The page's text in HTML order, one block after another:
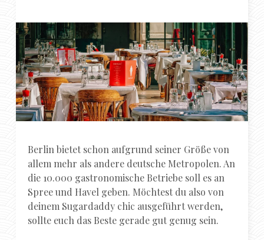
Berlin bietet schon aufgrund seiner Größe von
allem mehr als andere deutsche Metropolen. An
die 10.000 gastronomische Betriebe soll es an
Spree und Havel geben. Möchtest du also von
deinem Sugardaddy chic ausgeführt werden,
sollte euch das Beste gerade gut genug sein.